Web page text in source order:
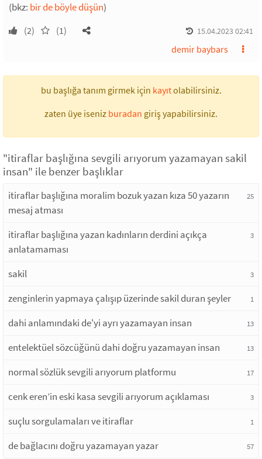
(bkz: bir de böyle düşün)
(2) (1) 15.04.2023 02:41
demir baybars
bu başlığa tanım girmek için kayıtolabilirsiniz.
zaten üye iseniz buradan giriş yapabilirsiniz.
"itiraflar başlığına sevgili arıyorum yazamayan sakil
insan" ile benzer başlıklar
itiraflar başlığına moralim bozuk yazan kıza 50 yazarın
mesaj atması
25
itiraflar başlığına yazan kadınların derdini açıkça
anlatamaması
3
sakil 3
zenginlerin yapmaya çalışıp üzerinde sakil duran şeyler 1
dahi anlamındaki de'yi ayrı yazamayan insan 13
entelektüel sözcüğünü dahi doğru yazamayan insan 13
normal sözlük sevgili arıyorum platformu 17
cenk eren’in eski kasa sevgili arıyorum açıklaması 3
suçlu sorgulamaları ve itiraflar 1
de bağlacını doğru yazamayan yazar 57